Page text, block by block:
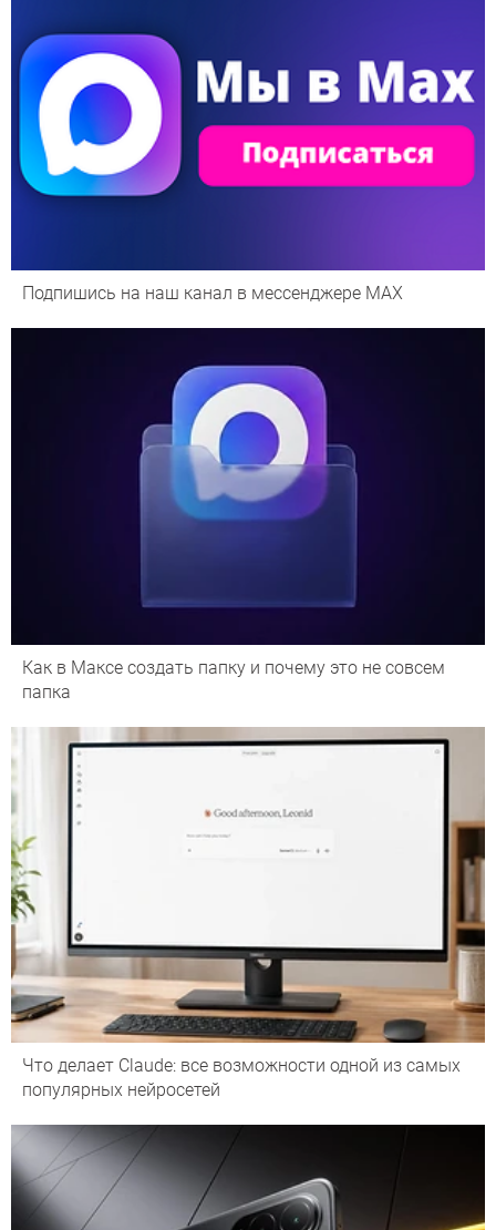
Подпишись на наш канал в мессенджере МАХ
Как в Максе создать папку и почему это не совсем
папка
Что делает Сlaude: все возможности одной из самых
популярных нейросетей